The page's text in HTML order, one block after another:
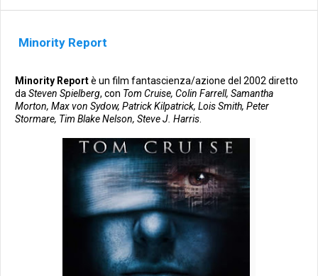
Minority Report
Minority Reportè un film fantascienza/azione del 2002 diretto
da Steven Spielberg, con Tom Cruise, Colin Farrell, Samantha
Morton, Max von Sydow, Patrick Kilpatrick, Lois Smith, Peter
Stormare, Tim Blake Nelson, Steve J. Harris